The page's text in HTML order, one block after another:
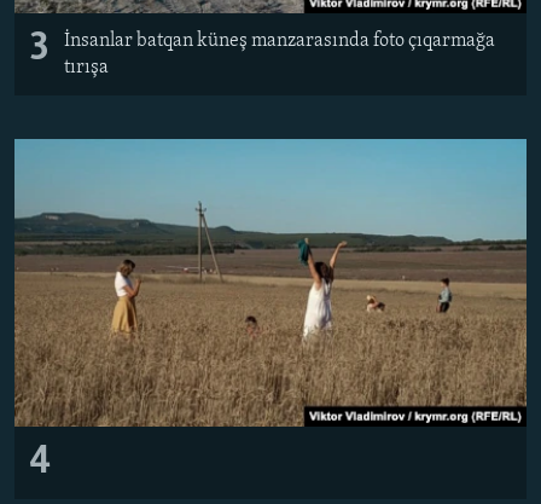
3
İnsanlar batqan küneş manzarasında foto çıqarmağa
tırışa
4